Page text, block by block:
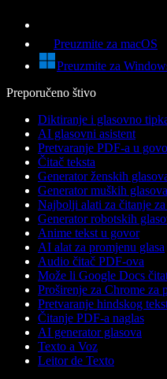
Preuzmite za macOS
Preuzmite za
Preporučeno štivo
Diktiranje i glasovno
AI glasovni asistent
Pretvaranje PDF-a u
Čitač teksta
Generator ženskih
Generator muških glasova
Najbolji alati za čitanje
Generator robotskih
Anime tekst u govor
AI alat za promjenu glasa
Audio čitač PDF-ova
Može li Google Docs
Proširenje za Chrome za
Pretvaranje hindskog
Čitanje PDF-a naglas
AI generator glasova
Texto a Voz
Leitor de Texto